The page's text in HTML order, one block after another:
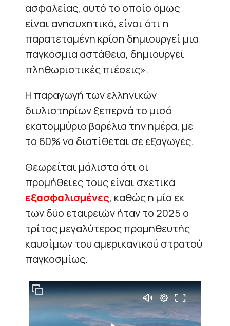
ασφαλείας, αυτό το οποίο όμως
είναι ανησυχητικό, είναι ότι η
παρατεταμένη κρίση δημιουργεί μια
παγκόσμια αστάθεια, δημιουργεί
πληθωριστικές πιέσεις».
Η παραγωγή των ελληνικών
διυλιστηρίων ξεπερνά το μισό
εκατομμύριο βαρέλια την ημέρα, με
το 60% να διατίθεται σε εξαγωγές.
Θεωρείται μάλιστα ότι οι
προμήθειες τους είναι σχετικά
εξασφαλισμένες, καθώς η μία εκ
των δύο εταιρειών ήταν το 2025 ο
τρίτος μεγαλύτερος προμηθευτής
καυσίμων του αμερικανικού στρατού
παγκοσμίως.